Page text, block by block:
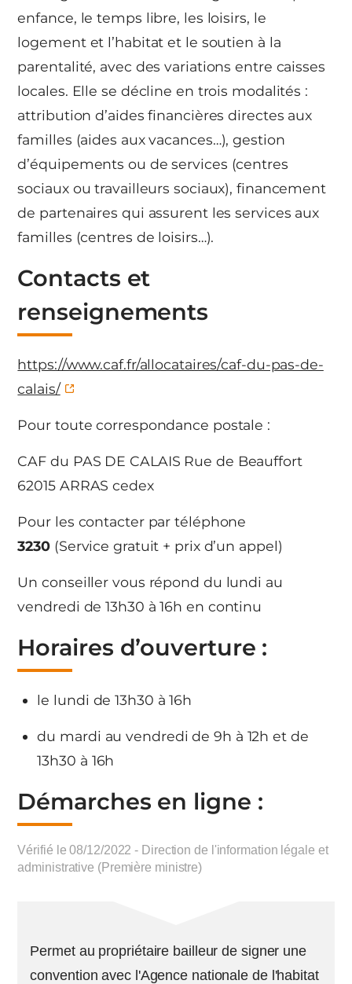
enfance, le temps libre, les loisirs, le
logement et l’habitat et le soutien à la
parentalité, avec des variations entre caisses
locales. Elle se décline en trois modalités :
attribution d’aides financières directes aux
familles (aides aux vacances…), gestion
d’équipements ou de services (centres
sociaux ou travailleurs sociaux), financement
de partenaires qui assurent les services aux
familles (centres de loisirs…).
Contacts et
renseignements
https://www.caf.fr/allocataires/caf-du-pas-de-
calais/
Pour toute correspondance postale :
CAF du PAS DE CALAIS Rue de Beauffort
62015 ARRAS cedex
Pour les contacter par téléphone
3230 (Service gratuit + prix d’un appel)
Un conseiller vous répond du lundi au
vendredi de 13h30 à 16h en continu
Horaires d’ouverture :
le lundi de 13h30 à 16h
du mardi au vendredi de 9h à 12h et de
13h30 à 16h
Démarches en ligne :
Vérifié le 08/12/2022 - Direction de l'information légale et
administrative (Première ministre)
Permet au propriétaire bailleur de signer une
convention avec l'Agence nationale de l'habitat